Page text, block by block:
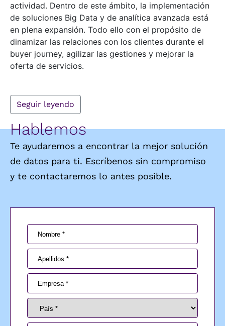
actividad. Dentro de este ámbito, la implementación
de soluciones Big Data y de analítica avanzada está
en plena expansión. Todo ello con el propósito de
dinamizar las relaciones con los clientes durante el
buyer journey, agilizar las gestiones y mejorar la
oferta de servicios.
Seguir leyendo
Hablemos
Te ayudaremos a encontrar la mejor solución
de datos para ti. Escríbenos sin compromiso
y te contactaremos lo antes posible.